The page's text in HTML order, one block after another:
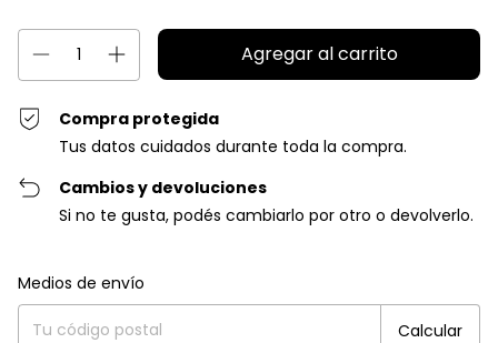
Compra protegida
Tus datos cuidados durante toda la compra.
Cambios y devoluciones
Si no te gusta, podés cambiarlo por otro o devolverlo.
Entregas para el CP:
Medios de envío
Calcular